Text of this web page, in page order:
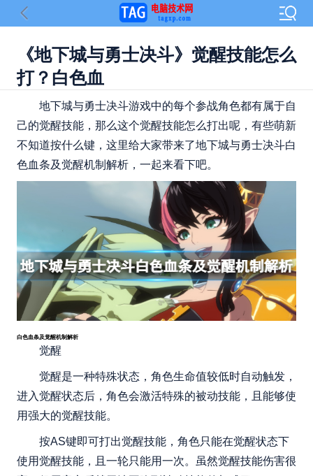
《地下城与勇士决斗》觉醒技能怎么
打？白色血
地下城与勇士决斗游戏中的每个参战角色都有属于自
己的觉醒技能，那么这个觉醒技能怎么打出呢，有些萌新
不知道按什么键，这里给大家带来了地下城与勇士决斗白
色血条及觉醒机制解析，一起来看下吧。
白色血条及觉醒机制解析
觉醒
觉醒是一种特殊状态，角色生命值较低时自动触发，
进入觉醒状态后，角色会激活特殊的被动技能，且能够使
用强大的觉醒技能。
按AS键即可打出觉醒技能，角色只能在觉醒状态下
使用觉醒技能，且一轮只能用一次。虽然觉醒技能伤害很